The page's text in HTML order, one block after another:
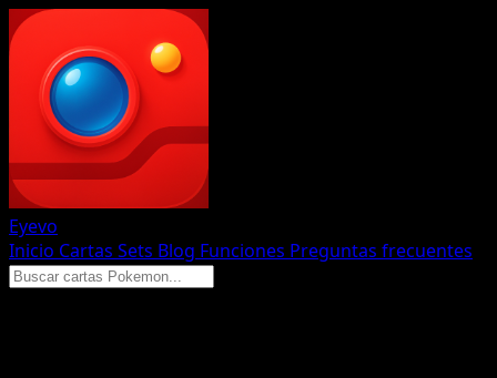
Eyevo
Inicio Cartas Sets Blog Funciones Preguntas frecuentes